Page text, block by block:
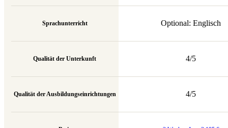
Sprachunterricht
Qualität der Unterkunft
Qualität der Ausbildungseinrichtungen
Optional: Englisch
4/5
4/5